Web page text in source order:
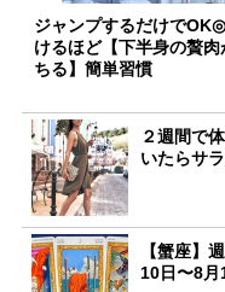
ジャンプするだけで
けるほど【下半身の贅肉
ちる】簡単習慣
２週間で
いたらサ
【蟹座】
10日〜8